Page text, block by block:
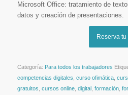
Microsoft Office: tratamiento de
datos y creación de presentaciones.
Reserva
Categoría: Para todos los trabajadores
competencias digitales curso ofimática,
gratuitos cursos online, digital, formación,